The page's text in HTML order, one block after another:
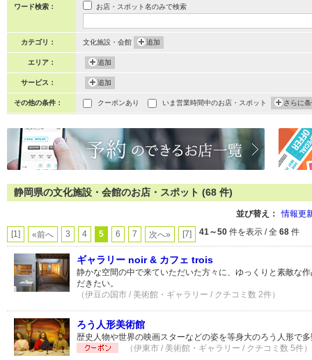
ワード検索： お店・スポット名のみで検索
カテゴリ： 文化施設・会館 追加
エリア： 追加
サービス： 追加
その他の条件： クーポンあり いま営業時間中のお店・スポット さらに
静岡県の文化施設・会館のお店・スポット (68 件)
並び替え： 情報更
[1] «前へ 3 4 5 6 7 次へ» [7] 41～50 件を表示 / 全 68 件
ギャラリー noir & カフェ trois
静かな空間の中で来ていただいた方々に、ゆっくりと素敵な
だきたい。
（伊豆の国市 / 美術館・ギャラリー / クチコミ数 2件）
ろう人形美術館
歴史人物や世界の映画スターなどの姿を等身大のろう人形で
（伊東市 / 美術館・ギャラリー / クチコミ数 5件）